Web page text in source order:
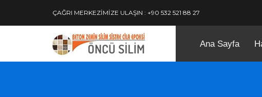
ÇAĞRI MERKEZİMİZE ULAŞIN : +90 532 521 88 27
Ana Sayfa